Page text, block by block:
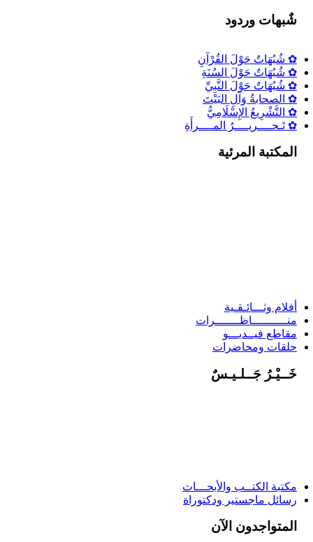
شٌبهات وردود
✿ شُبُهَاتٌ حَوْلَ القُرْآنِ
✿ شُبُهَاتٌ حَوْلَ السُنَةِ
✿ شُبُهَاتٌ حَوْلَ النَّبِيِّ
✿ الصحابةُ وَآلِ البَيْتَ
✿ التَّشْرِيعُ الإِسْلَامِيُّ
✿ تَـحــــريــــرُ المــــرأَةِ
المكتبة المرئية
أفلام وثـــائـقـية
منــــــــــاظـــــــرات
مقاطع فيــديـــو
حلقات ومحاضرات
خَــيْـرُ جَــلـيـسٌ
مكتبة الكتــب والأبحـــاث
رسائل ماجستير ودكتوراة
المتواجدون الآن